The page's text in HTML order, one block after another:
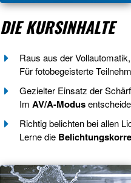
DIE KURSINHALTE
Raus aus der
Für fotobegeisterte
Gezielter Einsatz der
ImAV/A-Modus
Richtig belichten bei allen
Lerne die